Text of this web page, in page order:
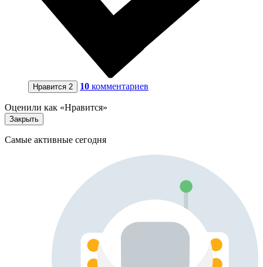
Нравится 2 10 комментариев
Оценили как «Нравится»
Закрыть
Самые активные сегодня